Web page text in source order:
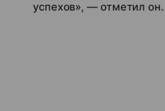
успехов», — отметил он.